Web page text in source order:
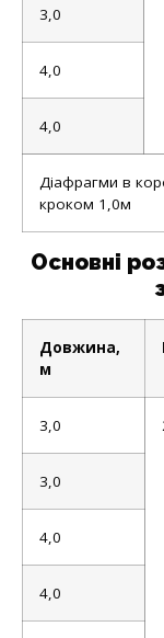
3,0
4,0
4,0
Діафрагми в
кроком 1,0м
Основні
Довжина,
м
3,0
3,0
4,0
4,0